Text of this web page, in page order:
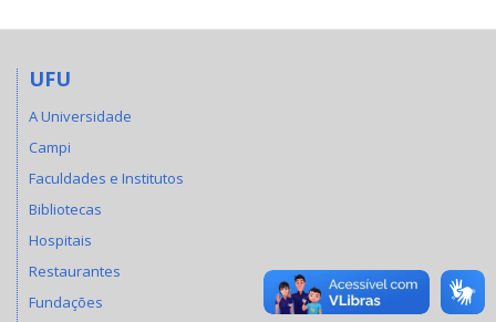
UFU
A Universidade
Campi
Faculdades e Institutos
Bibliotecas
Hospitais
Restaurantes
Fundações